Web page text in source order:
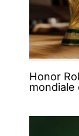
Honor